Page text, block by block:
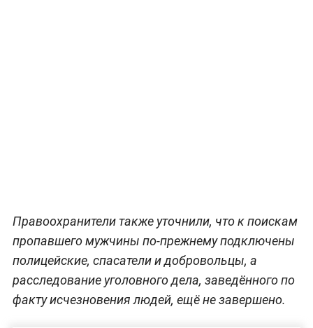
Правоохранители также уточнили, что к поискам
пропавшего мужчины по-прежнему подключены
полицейские, спасатели и добровольцы, а
расследование уголовного дела, заведённого по
факту исчезновения людей, ещё не завершено.